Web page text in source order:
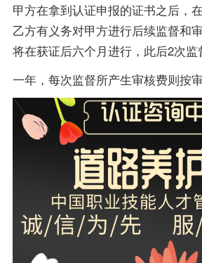
甲方在拿到认证申报的证书之后，
乙方有义务对甲方进行后续监督和
将在获证后六个月进行，此后2次
一年，每次监督所产生审核费则按